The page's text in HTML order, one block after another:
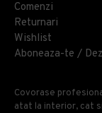
Comenzi
Returnari
Wishlist
Aboneaza-te /
Covorase
atat la interior, cat